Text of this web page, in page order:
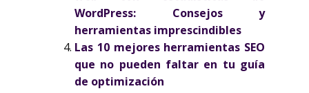
WordPress: Consejos y
herramientas imprescindibles
Las 10 mejores herramientas SEO
que no pueden faltar en tu guía
de optimización